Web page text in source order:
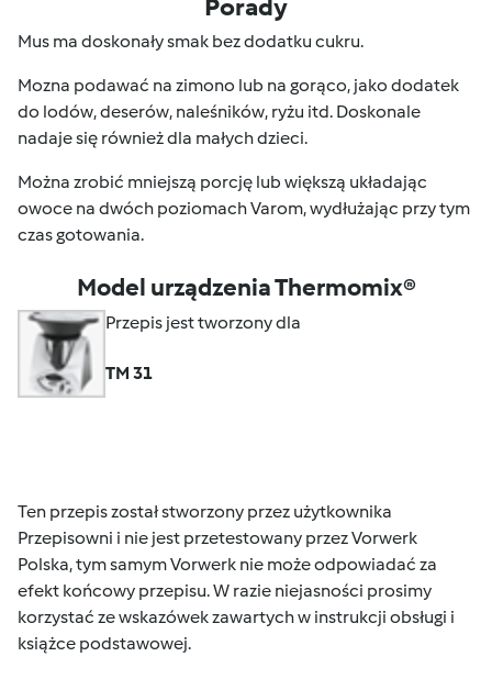
Porady
Mus ma doskonały smak bez dodatku cukru.
Mozna podawać na zimono lub na gorąco, jako dodatek
do lodów, deserów, naleśników, ryżu itd. Doskonale
nadaje się również dla małych dzieci.
Można zrobić mniejszą porcję lub większą układając
owoce na dwóch poziomach Varom, wydłużając przy tym
czas gotowania.
Model urządzenia Thermomix®
Przepis jest tworzony dla
TM 31
Ten przepis został stworzony przez użytkownika
Przepisowni i nie jest przetestowany przez Vorwerk
Polska, tym samym Vorwerk nie może odpowiadać za
efekt końcowy przepisu. W razie niejasności prosimy
korzystać ze wskazówek zawartych w instrukcji obsługi i
książce podstawowej.